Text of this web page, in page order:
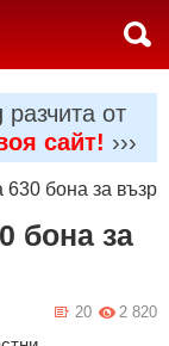
разчита от
сайт! ›››
бона за
бона за
2 820
20